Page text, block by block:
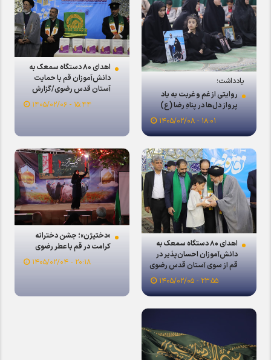
یادداشت؛
روایتی از غم و غربت به یاد
پرواز دل‌ها در پناهِ رضا (ع)
۱۸:۰۱ - ۱۴۰۵/۰۲/۰۸
اهدای ۸۰ دستگاه سمعک به
دانش‌آموزان قم با حمایت
آستان قدس رضوی/گزارش
تصویری۱۵:۴۴ - ۱۴۰۵/۰۲/۰۶
اهدای ۸۰ دستگاه سمعک به
دانش‌آموزان احسان‌پذیر در
قم از سوی آستان قدس رضوی
۲۳:۵۵ - ۱۴۰۵/۰۲/۰۵
«دختیژن»؛ جشن دخترانه
کرامت در قم با عطر رضوی
۲۰:۱۸ - ۱۴۰۵/۰۲/۰۴